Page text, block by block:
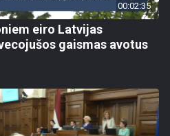
00:02:35
eiro Latvijas
gaismas avotus